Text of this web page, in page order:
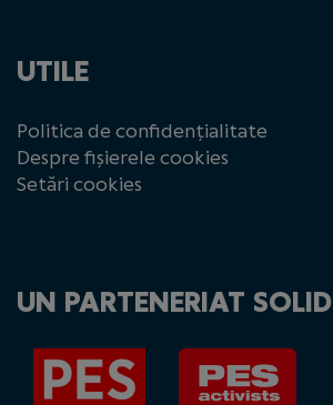
UTILE
Politica de confidențialitate
Despre fișierele cookies
Setări cookies
UN PARTENERIAT SOLID